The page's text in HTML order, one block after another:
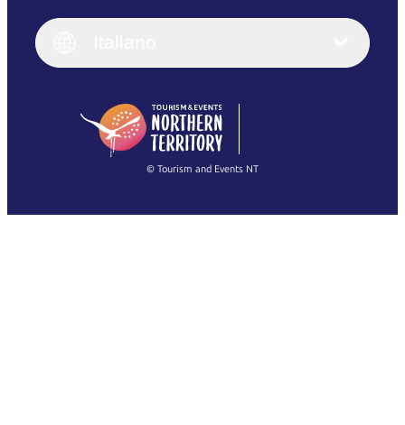
English
(Singapore)
Français
Italiano
繁體中文
© Tourism and Events NT